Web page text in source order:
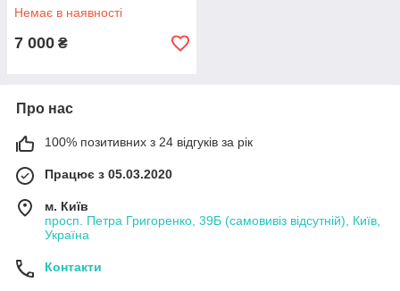
Немає в наявності
7 000 ₴
Про нас
100% позитивних з 24 відгуків за рік
Працює з 05.03.2020
м. Київ
просп. Петра Григоренко, 39Б (самовивіз відсутній), Київ,
Україна
Контакти